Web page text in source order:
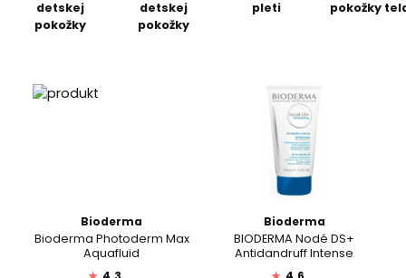
detskej
pokožky
detskej
pokožky
pleti
pokožky
Bioderma
Bioderma Photoderm Max
Aquafluid
Bioderma
BIODERMA Nodé DS+
Antidandruff Intense